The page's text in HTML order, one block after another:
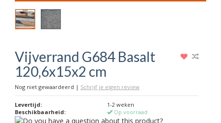
Vijverrand G684 Basalt
120,6x15x2 cm
Nog niet gewaardeerd | Schrijf je eigen review
Levertijd:
1-2 weken
Beschikbaarheid:
Op voorraad